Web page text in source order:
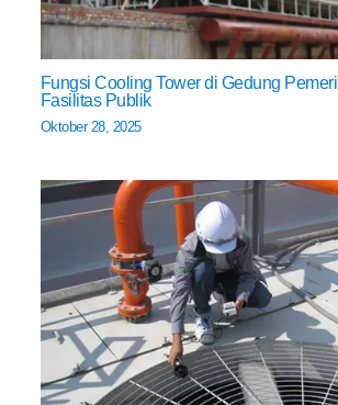
Fungsi Cooling Tower di Gedung
Fasilitas Publik
Oktober 28, 2025